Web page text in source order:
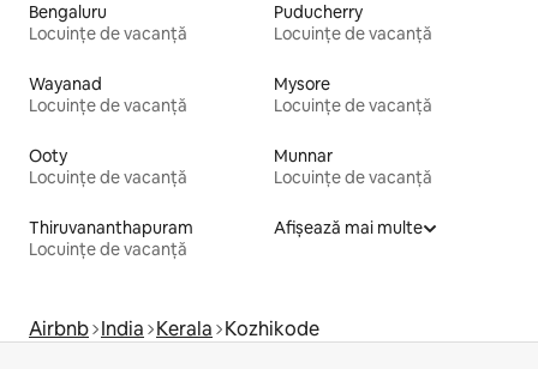
Bengaluru
Locuințe de vacanță
Puducherry
Locuințe de vacanță
Wayanad
Locuințe de vacanță
Mysore
Locuințe de vacanță
Ooty
Locuințe de vacanță
Munnar
Locuințe de vacanță
Thiruvananthapuram
Locuințe de vacanță
Afișează mai multe
Airbnb India Kerala Kozhikode